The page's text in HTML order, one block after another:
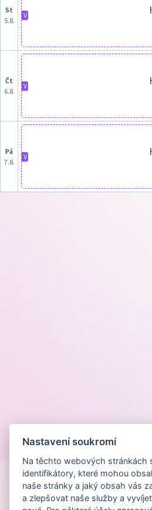
st
5.8.
V
čt
6.8.
V
pá
7.8.
V
Nastavení soukromí
Na těchto webových stránkách
identifikátory, které mohou
naše stránky a jaký obsah vás
a zlepšovat naše služby a